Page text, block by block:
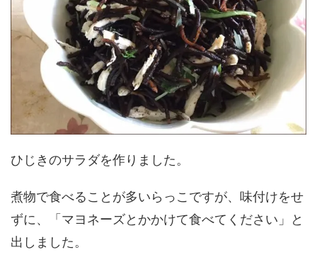
ひじきのサラダを作りました。
煮物で食べることが多いらっこですが、味付けをせ
ずに、「マヨネーズとかかけて食べてください」と
出しました。